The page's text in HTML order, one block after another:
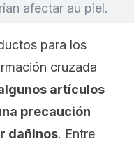
afectar au piel.
para los
cruzada
artículos
precaución
dañinos. Entre